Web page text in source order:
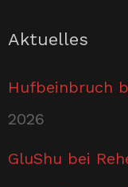
Aktuelles
Hufbeinbruch
2026
GluShu bei